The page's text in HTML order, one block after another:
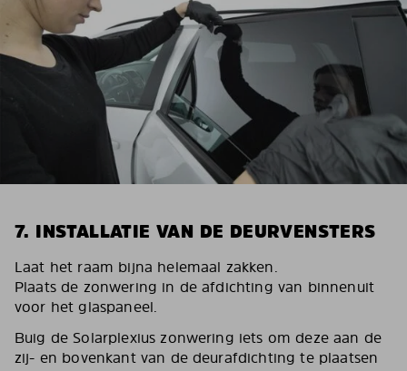
7. INSTALLATIE VAN DE DEURVENSTERS
Laat het raam bijna helemaal zakken.
Plaats de zonwering in de afdichting van binnenuit
voor het glaspaneel.
Buig de Solarplexius zonwering iets om deze aan de
zij- en bovenkant van de deurafdichting te plaatsen